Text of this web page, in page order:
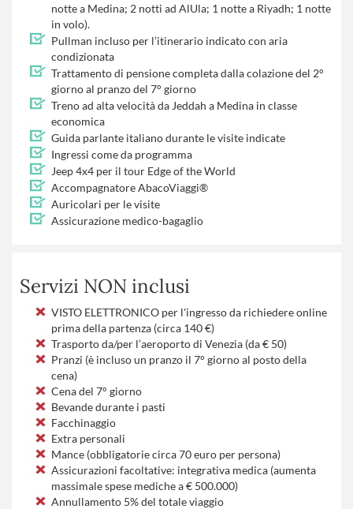
notte a Medina; 2 notti ad AlUla; 1 notte a Riyadh; 1 notte
in volo).
Pullman incluso per l’itinerario indicato con aria
condizionata
Trattamento di pensione completa dalla colazione del 2°
giorno al pranzo del 7° giorno
Treno ad alta velocità da Jeddah a Medina in classe
economica
Guida parlante italiano durante le visite indicate
Ingressi come da programma
Jeep 4x4 per il tour Edge of the World
Accompagnatore AbacoViaggi®
Auricolari per le visite
Assicurazione medico-bagaglio
Servizi NON inclusi
VISTO ELETTRONICO per l'ingresso da richiedere online
prima della partenza (circa 140 €)
Trasporto da/per l’aeroporto di Venezia (da € 50)
Pranzi (è incluso un pranzo il 7° giorno al posto della
cena)
Cena del 7° giorno
Bevande durante i pasti
Facchinaggio
Extra personali
Mance (obbligatorie circa 70 euro per persona)
Assicurazioni facoltative: integrativa medica (aumenta
massimale spese mediche a € 500.000)
Annullamento 5% del totale viaggio